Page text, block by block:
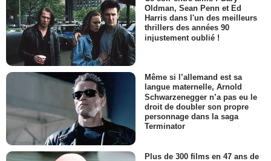
Oldman, Sean Penn et Ed
Harris dans l'un des meilleurs
thrillers des années 90
injustement oublié !
Même si l’allemand est sa
langue maternelle, Arnold
Schwarzenegger n’a pas eu le
droit de doubler son propre
personnage dans la saga
Terminator
Plus de 300 films en 47 ans de